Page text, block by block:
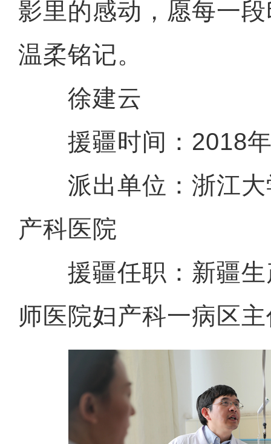
影里的感动，愿每一
温柔铭记。
徐建云
援疆时间：2018年
派出单位：浙江大
产科医院
援疆任职：新疆生
师医院妇产科一病区